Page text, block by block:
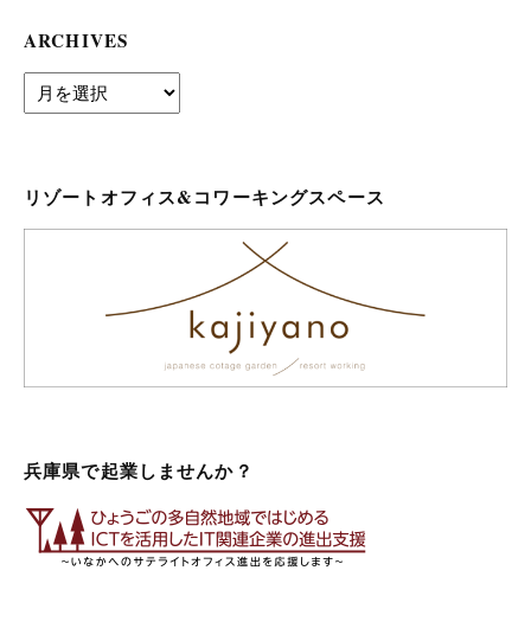
ARCHIVES
archives
リゾートオフィス&コワーキングスペース
兵庫県で起業しませんか？